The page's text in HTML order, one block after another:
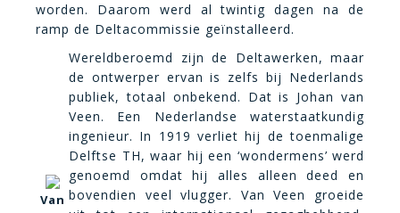
worden. Daarom werd al twintig dagen na de
ramp de Deltacommissie geïnstalleerd.
Van
Wereldberoemd zijn de Deltawerken, maar
de ontwerper ervan is zelfs bij Nederlands
publiek, totaal onbekend. Dat is Johan van
Veen. Een Nederlandse waterstaatkundig
ingenieur. In 1919 verliet hij de toenmalige
Delftse TH, waar hij een ‘wondermens’ werd
genoemd omdat hij alles alleen deed en
bovendien veel vlugger. Van Veen groeide